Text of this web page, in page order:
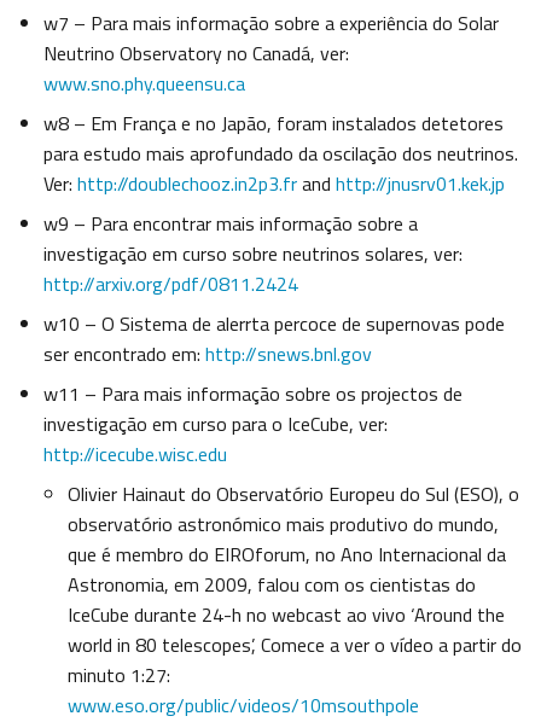
w7 – Para mais informação sobre a experiência do Solar
Neutrino Observatory no Canadá, ver:
www.sno.phy.queensu.ca
w8 – Em França e no Japão, foram instalados detetores
para estudo mais aprofundado da oscilação dos neutrinos.
Ver: http://doublechooz.in2p3.frand http://jnusrv01.kek.jp
w9 – Para encontrar mais informação sobre a
investigação em curso sobre neutrinos solares, ver:
http://arxiv.org/pdf/0811.2424
w10 – O Sistema de alerrta percoce de supernovas pode
ser encontrado em: http://snews.bnl.gov
w11 – Para mais informação sobre os projectos de
investigação em curso para o IceCube, ver:
http://icecube.wisc.edu
Olivier Hainaut do Observatório Europeu do Sul (ESO), o
observatório astronómico mais produtivo do mundo,
que é membro do EIROforum, no Ano Internacional da
Astronomia, em 2009, falou com os cientistas do
IceCube durante 24-h no webcast ao vivo ‘Around the
world in 80 telescopes’, Comece a ver o vídeo a partir do
minuto 1:27:
www.eso.org/public/videos/10msouthpole